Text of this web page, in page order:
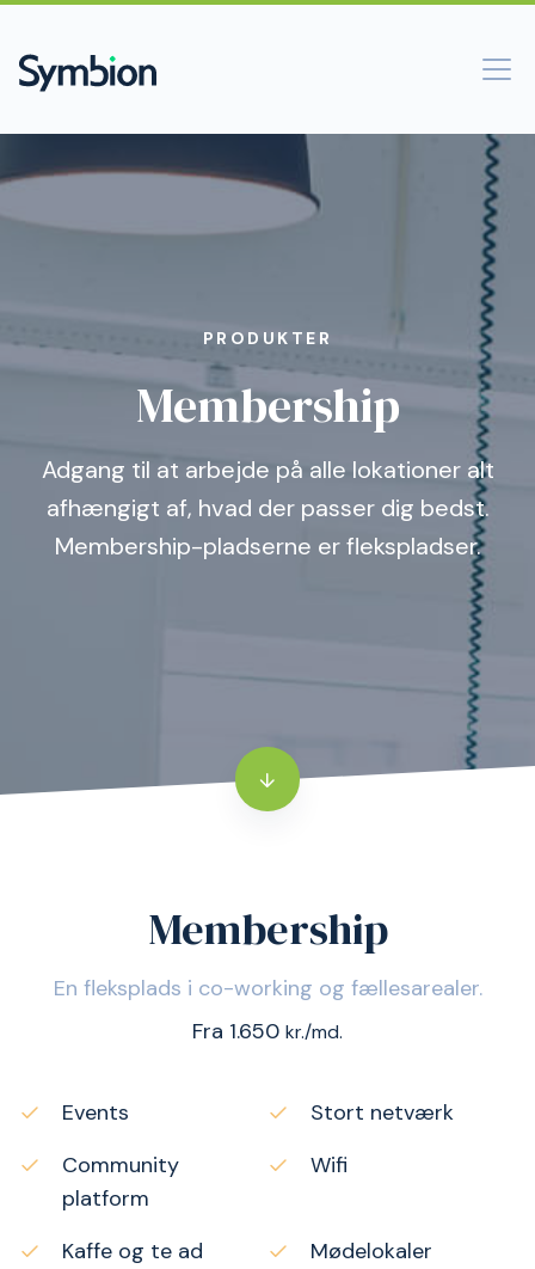
PRODUKTER
Membership
Adgang til at arbejde på alle lokationer alt
afhængigt af, hvad der passer dig bedst.
Membership-pladserne er flekspladser.
Membership
En fleksplads i co-working og fællesarealer.
Fra 1.650 kr./md.
Events
Stort netværk
Community
platform
Wifi
Kaffe og te ad
Mødelokaler